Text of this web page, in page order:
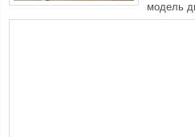
модель